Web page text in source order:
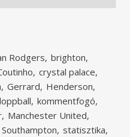
Rodgers brighton
crystal palace
Gerrard Henderson
kommentfogó
Manchester United
Southampton statisztika